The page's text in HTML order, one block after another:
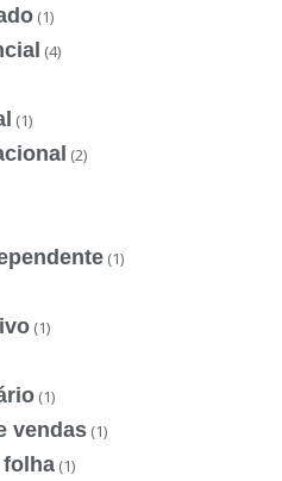
(1)
(4)
(1)
(2)
(1)
(1)
(1)
vendas (1)
folha (1)